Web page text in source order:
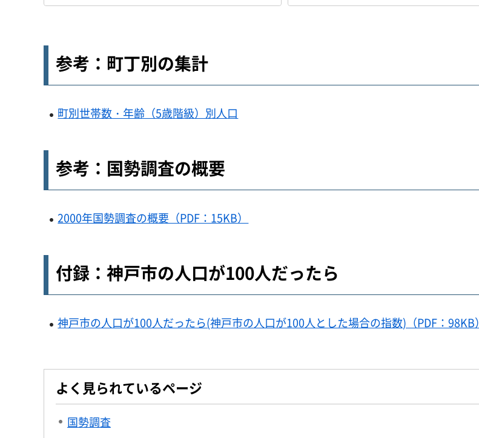
参考：町丁別の集計
町別世帯数・年齢（5歳階級）別人口
参考：国勢調査の概要
2000年国勢調査の概要（PDF：15KB）
付録：神戸市の人口が100人だったら
神戸市の人口が100人だったら(神戸市の人口が100人とした場合の指数)（PDF：98KB）
よく見られているページ
国勢調査